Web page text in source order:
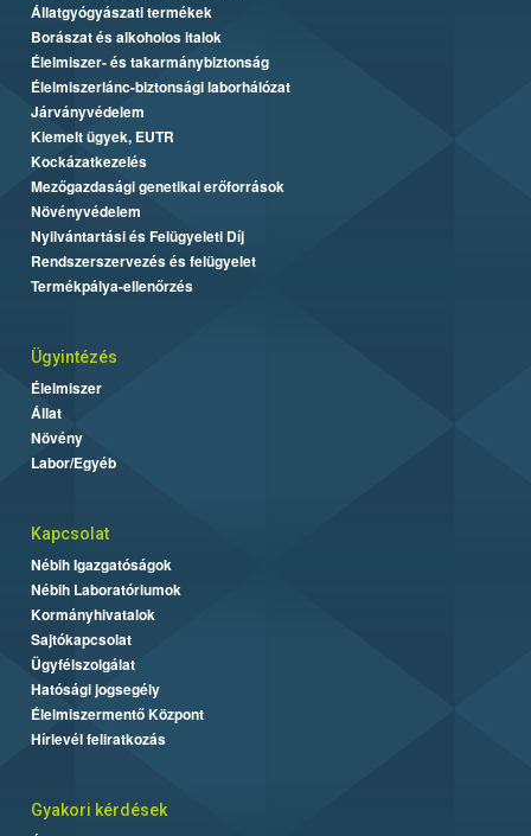
Állatgyógyászati termékek
Borászat és alkoholos italok
Élelmiszer- és takarmánybiztonság
Élelmiszerlánc-biztonsági laborhálózat
Járványvédelem
Kiemelt ügyek, EUTR
Kockázatkezelés
Mezőgazdasági genetikai erőforrások
Növényvédelem
Nyilvántartási és Felügyeleti Díj
Rendszerszervezés és felügyelet
Termékpálya-ellenőrzés
Ügyintézés
Élelmiszer
Állat
Növény
Labor/Egyéb
Kapcsolat
Nébih Igazgatóságok
Nébih Laboratóriumok
Kormányhivatalok
Sajtókapcsolat
Ügyfélszolgálat
Hatósági jogsegély
Élelmiszermentő Központ
Hírlevél feliratkozás
Gyakori kérdések